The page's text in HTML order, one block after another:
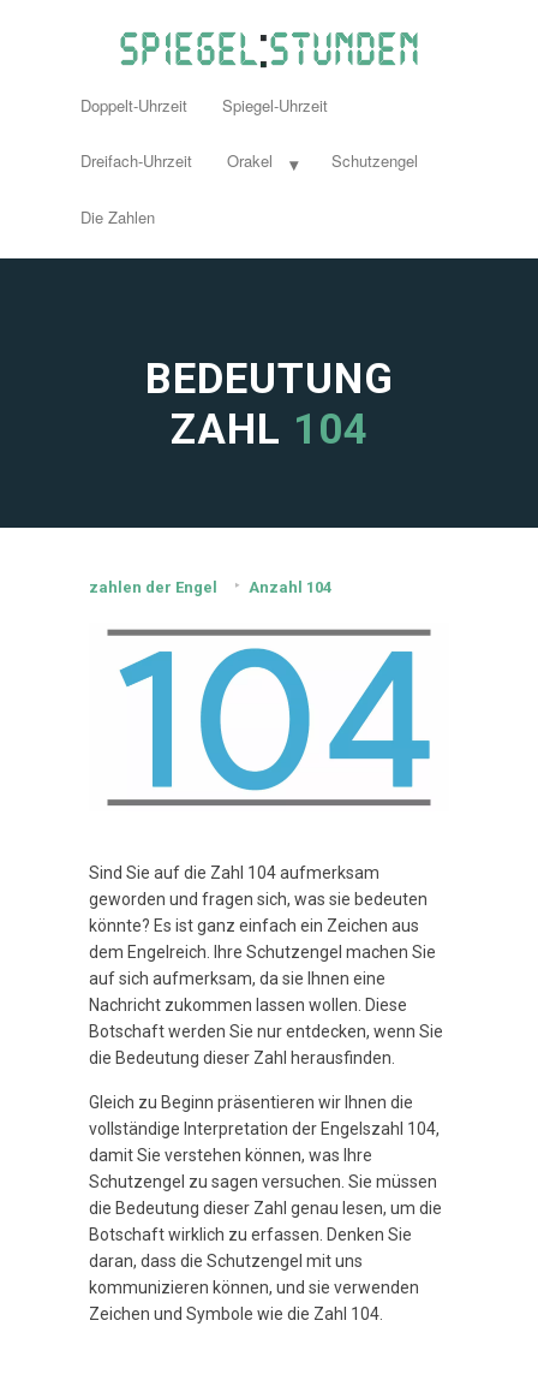
Doppelt-Uhrzeit Spiegel-Uhrzeit
Dreifach-Uhrzeit Orakel Schutzengel
Die Zahlen
BEDEUTUNG
ZAHL 104
zahlen der Engel Anzahl 104
Sind Sie auf die Zahl 104 aufmerksam
geworden und fragen sich, was sie bedeuten
könnte? Es ist ganz einfach ein Zeichen aus
dem Engelreich. Ihre Schutzengel machen Sie
auf sich aufmerksam, da sie Ihnen eine
Nachricht zukommen lassen wollen. Diese
Botschaft werden Sie nur entdecken, wenn Sie
die Bedeutung dieser Zahl herausfinden.
Gleich zu Beginn präsentieren wir Ihnen die
vollständige Interpretation der Engelszahl 104,
damit Sie verstehen können, was Ihre
Schutzengel zu sagen versuchen. Sie müssen
die Bedeutung dieser Zahl genau lesen, um die
Botschaft wirklich zu erfassen. Denken Sie
daran, dass die Schutzengel mit uns
kommunizieren können, und sie verwenden
Zeichen und Symbole wie die Zahl 104.